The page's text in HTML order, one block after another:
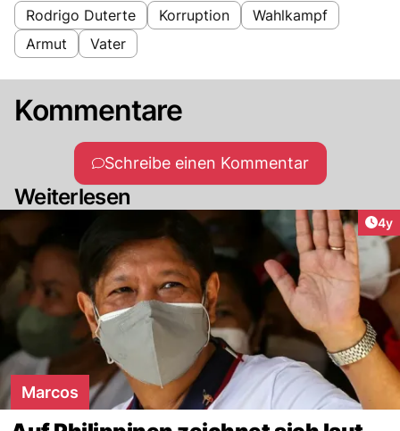
Rodrigo Duterte Korruption
Wahlkampf
Armut
Vater
Kommentare
Schreibe einen Kommentar
Weiterlesen
4y
Marcos